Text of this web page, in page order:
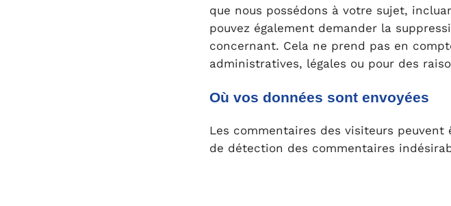
que nous possédons à votre sujet,
pouvez également demander la
concernant. Cela ne prend pas en
administratives, légales ou pour des
Où vos données sont envoyées
Les commentaires des visiteurs peuvent
de détection des commentaires